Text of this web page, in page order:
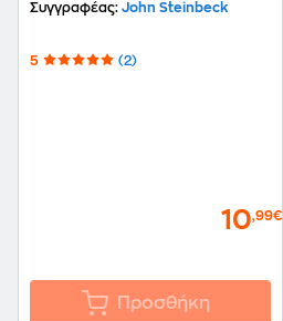
Συγγραφέας: John Steinbeck
5 (2)
10,99€
Προσθήκη